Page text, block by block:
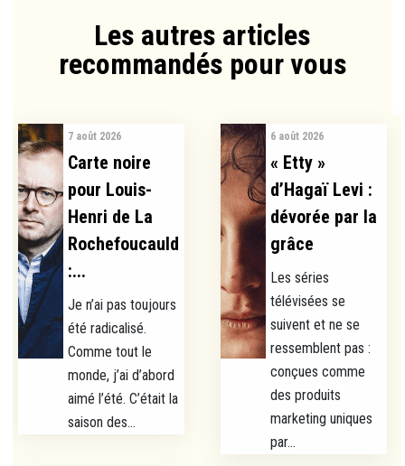
Les autres articles
recommandés pour vous​
7 août 2026
Carte noire
pour Louis-
Henri de La
Rochefoucauld
:...
Je n’ai pas toujours
été radicalisé.
Comme tout le
monde, j’ai d’abord
aimé l’été. C’était la
saison des...
6 août 2026
« Etty »
d’Hagaï Levi :
dévorée par la
grâce
Les séries
télévisées se
suivent et ne se
ressemblent pas :
conçues comme
des produits
marketing uniques
par...